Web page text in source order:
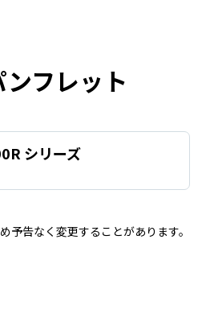
フレット
シリーズ
告なく変更することがあります。